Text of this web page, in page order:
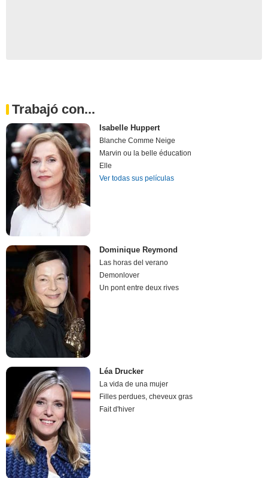
Trabajó con...
Isabelle Huppert
Blanche Comme Neige
Marvin ou la belle éducation
Elle
Ver todas sus películas
Dominique Reymond
Las horas del verano
Demonlover
Un pont entre deux rives
Léa Drucker
La vida de una mujer
Filles perdues, cheveux gras
Fait d'hiver